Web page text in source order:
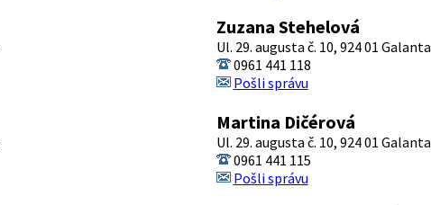
Zuzana Stehelová
Ul. 29. augusta č. 10, 924 01 Galanta
0961 441 118
Pošli správu
Martina Dičérová
Ul. 29. augusta č. 10, 924 01 Galanta
0961 441 115
Pošli správu